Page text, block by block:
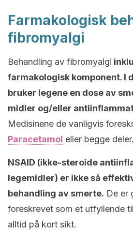
Farmakologisk
fibromyalgi
Behandling av fibromyalgi
farmakologisk komponent. I
bruker legene en dose av
midler og/eller
Medisinene de vanligvis
Paracetamol eller begge deler.
NSAID (ikke-steroide
legemidler) er ikke så
behandling av smerte. De er
foreskrevet som et utfyllende
alltid på kort sikt.